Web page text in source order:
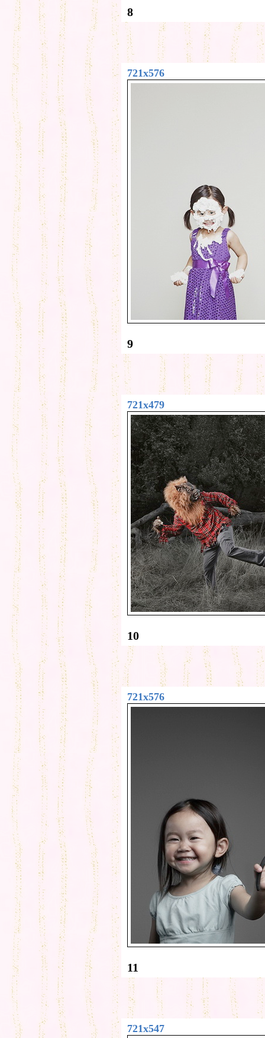
8
721x576
9
721x479
10
721x576
11
721x547